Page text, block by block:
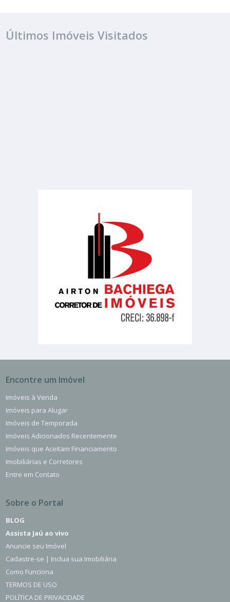
Últimos Imóveis Visitados
Encontre um Imóvel
Imóveis à Venda
Imóveis para Alugar
Imóveis de Temporada
Imóveis Adicionados Recentemente
Imóveis que Aceitam Financiamento
Imobiliárias e Corretores
Entre em Contato
Sobre o Portal
BLOG
Assista Jaú ao vivo
Anuncie seu Imóvel
Cadastre-se | Inclua sua Imobiliária
Como Funciona
TERMOS DE USO
POLÍTICA DE PRIVACIDADE